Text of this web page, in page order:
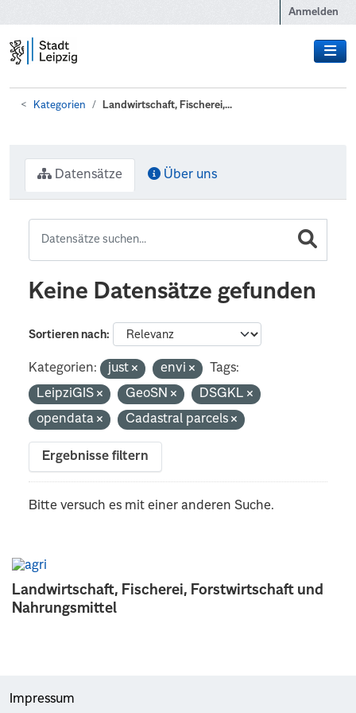
Anmelden
Kategorien Landwirtschaft, Fischerei,...
Landwirtschaft, Fischerei, Forstwirtschaft und
Nahrungsmittel
Datensätze Über uns
Keine Datensätze gefunden
Sortieren nach
Kategorien: just envi
Tags:
LeipziGIS
GeoSN
DSGKL
opendata
Cadastral parcels
Ergebnisse filtern
Bitte versuch es mit einer anderen Suche.
Impressum